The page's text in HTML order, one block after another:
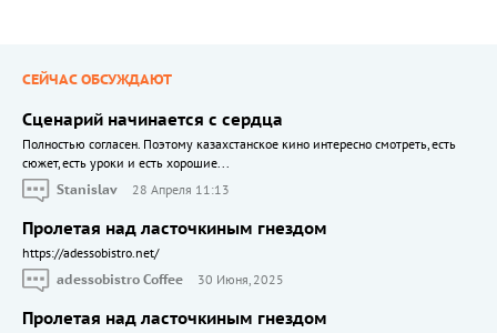
СЕЙЧАС ОБСУЖДАЮТ
Сценарий начинается с сердца
Полностью согласен. Поэтому казахстанское кино интересно смотреть, есть
сюжет, есть уроки и есть хорошие...
Stanislav
28 Апреля 11:13
Пролетая над ласточкиным гнездом
https://adessobistro.net/
adessobistro Coffee
30 Июня, 2025
Пролетая над ласточкиным гнездом